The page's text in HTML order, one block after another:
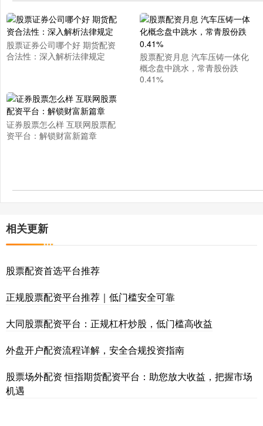
股票证券公司哪个好 期货配资
合法性：深入解析法律规定
股票配资月息 汽车压铸一体化
概念盘中跳水，常青股份跌
0.41%
证券股票怎么样 互联网股票配
资平台：解锁财富新篇章
相关更新
股票配资首选平台推荐
正规股票配资平台推荐｜低门槛安全可靠
大同股票配资平台：正规杠杆炒股，低门槛高收益
外盘开户配资流程详解，安全合规投资指南
股票场外配资 恒指期货配资平台：助您放大收益，把握市场
机遇